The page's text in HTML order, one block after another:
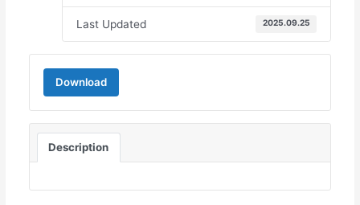
Last Updated 2025.09.25
Download
Description